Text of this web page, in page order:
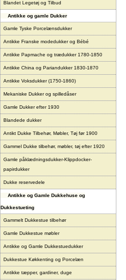
Blandet Legetøj og Tilbud
Antikke og gamle Dukker
Gamle Tyske Porcelænsdukker
Antikke Franske modedukker og Bébé
Antikke Papmache og trædukker 1780-1850
Antikke China og Pariandukker 1830-1870
Antikke Voksdukker (1750-1860)
Mekaniske Dukker og spilledåser
Gamle Dukker efter 1930
Blandede dukker
Antikt Dukke Tilbehør, Møbler, Tøj før 1900
Gammel Dukke tilbehør, møbler, tøj efter 1920
Gamle påklædningsdukker-Klippdocker-
papirdukker
Dukke reservedele
Antikke og Gamle Dukkehuse og
Dukkestueting
Gammelt Dukkestue tilbehør
Gamle Dukkestue møbler
Antikke og Gamle Dukkestuedukker
Dukkestue Køkkenting og Porcelæn
Antikke tæpper, gardiner, duge